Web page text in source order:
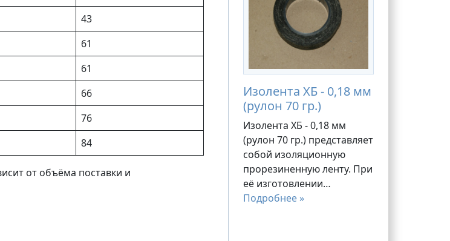
43
61
61
66
76
84
от объёма поставки и
Изолента ХБ - 0,18 мм
(рулон 70 гр.)
Изолента ХБ - 0,18 мм
(рулон 70 гр.) представляет
собой изоляционную
прорезиненную ленту. При
её изготовлении…
Подробнее »